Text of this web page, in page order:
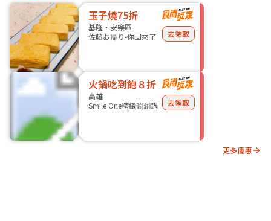
玉子燒75折
基隆・安樂區
佐藤お帰り-你回來了
去領取
火鍋吃到飽８折
高雄
Smile One精緻涮涮鍋
去領取
更多優惠